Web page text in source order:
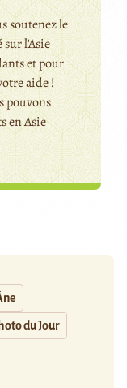
soutenez le
sur l'Asie
et pour
aide !
pouvons
en Asie
du Jour